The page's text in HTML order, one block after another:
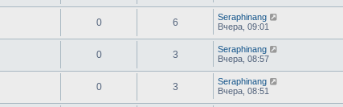
0 6
Seraphinang
Вчера, 09:01
0 3
Seraphinang
Вчера, 08:57
0 3
Seraphinang
Вчера, 08:51